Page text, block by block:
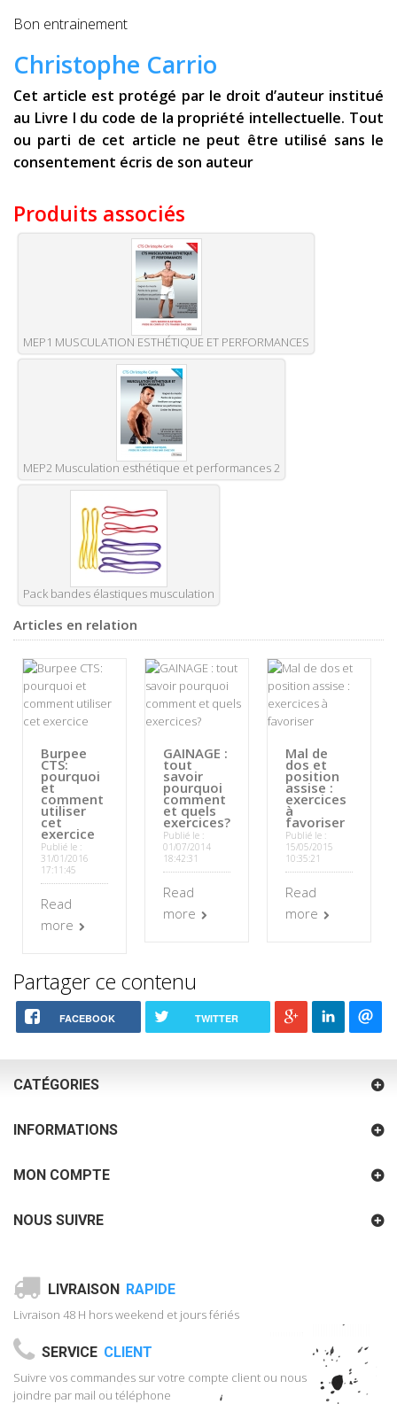
Bon entrainement
Christophe Carrio
Cet article est protégé par le droit d’auteur institué
au Livre I du code de la propriété intellectuelle. Tout
ou parti de cet article ne peut être utilisé sans le
consentement écris de son auteur
Produits associés
MEP1 MUSCULATION ESTHÉTIQUE ET PERFORMANCES
MEP2 Musculation esthétique et performances 2
Pack bandes élastiques musculation
Articles en relation
Burpee
CTS:
pourquoi
et
comment
utiliser
cet
exercice
Publié le :
31/01/2016
17:11:45
Read
more
GAINAGE :
tout
savoir
pourquoi
comment
et quels
exercices?
Publié le :
01/07/2014
18:42:31
Read
more
Mal de
dos et
position
assise :
exercices
à
favoriser
Publié le :
15/05/2015
10:35:21
Read
more
Partager ce contenu
FACEBOOK TWITTER
CATÉGORIES
INFORMATIONS
MON COMPTE
NOUS SUIVRE
LIVRAISON RAPIDE
Livraison 48 H hors weekend et jours fériés
SERVICE CLIENT
Suivre vos commandes sur votre compte client ou nous
joindre par mail ou téléphone